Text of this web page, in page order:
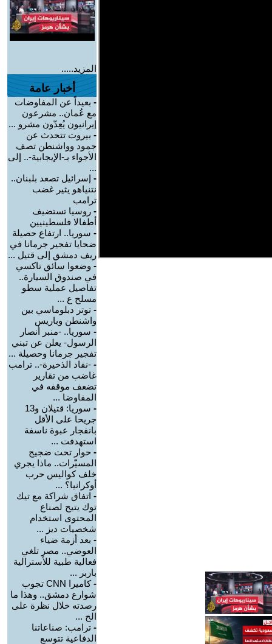
المزيد.....
أخبار عامة
- بعيداً عن المفاوضات
مع عُمان.. مشرعون
إيرانيون يُعِدّون مشرو ...
- بيروت تتحدث عن
جمود وواشنطن تصف
الأجواء بـ-الإيجابية-.. إلى
...
- إسرائيل تصعد بلبنان..
نتنياهو يثير غضب
ترامب
- روسيا تستضيف
أطفالا فلسطينيين
- سوريا.. ارتفاع حصيلة
ضحايا تفجير جرمانا في
ريف دمشق إلى قتيل ...
- وضعوا سائق تاكسي
في صندوق السيارة..
تفاصيل عملية سطو
مسلح ع ...
- توتر دبلوماسي بين
واشنطن وباريس
- سوريا.. -منبر أنصار
الرسول- يعلن عن تبني
تفجير جرمانا وحصيلة ...
- -نفاد الذخيرة-.. ترامب
غاضب من تقارير
تضعف موقفه في
المفاوضا ...
-
سوريا: قتيلان و13
جريحا على الأقل
بانفجار عبوة ناسفة
استهدفت ...
- حوار تحت ضجيج
المسيّرات.. ماذا يجري
خلف كواليس حرب
أوكرانيا؟ ...
- اتفاق شراكة مع تيك
توك يتيح لصناع
المحتوى استخدام
شخصيات ديز ...
- بعد أزمة ضياء
العوضي.. مصر تلغي
فعالية طبية للأسترالية
باربر ...
-
كاميرا CNN تجوب
شوارع دمشق.. وهذا ما
رصدته خلال نظرة على
الح ...
- ترامب: صناعاتنا
الدفاعية تتوسع